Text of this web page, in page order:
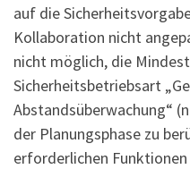
auf die
Kollaboration nicht
nicht möglich, die
Sicherheitsbetriebsart
Abstandsüberwachung“
der Planungsphase zu
erforderlichen